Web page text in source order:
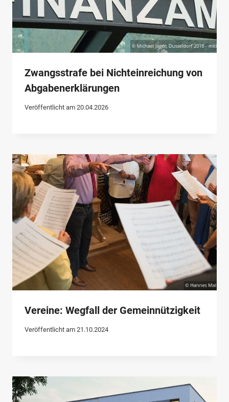
Zwangsstrafe bei Nichteinreichung von
Abgabenerklärungen
Veröffentlicht am 20.04.2026
Vereine: Wegfall der Gemeinnützigkeit
Veröffentlicht am 21.10.2024